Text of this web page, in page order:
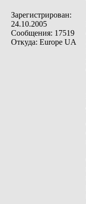
Зарегистрирован:
24.10.2005
Сообщения: 17519
Откуда: Europe UA